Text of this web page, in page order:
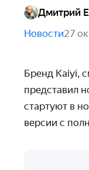
Дмитрий
Новости27
Бренд Kaiyi,
представил
стартуют в
версии с